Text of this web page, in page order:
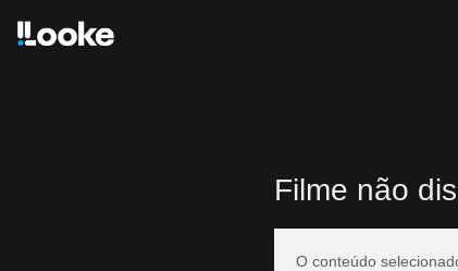
Filme não
O conteúdo